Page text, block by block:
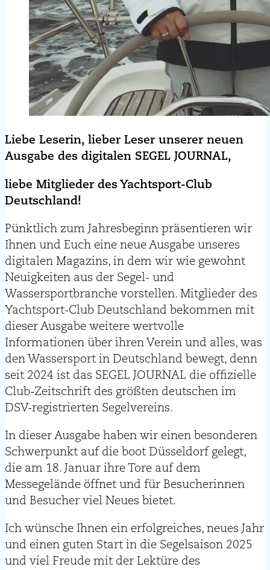
Liebe Leserin, lieber Leser unserer neuen
Ausgabe des digitalen SEGEL JOURNAL,
liebe Mitglieder des Yachtsport-Club
Deutschland!
Pünktlich zum Jahresbeginn präsentieren wir
Ihnen und Euch eine neue Ausgabe unseres
digitalen Magazins, in dem wir wie gewohnt
Neuigkeiten aus der Segel- und
Wassersportbranche vorstellen. Mitglieder des
Yachtsport-Club Deutschland bekommen mit
dieser Ausgabe weitere wertvolle
Informationen über ihren Verein und alles, was
den Wassersport in Deutschland bewegt, denn
seit 2024 ist das SEGEL JOURNAL die offizielle
Club-Zeitschrift des größten deutschen im
DSV-registrierten Segelvereins.
In dieser Ausgabe haben wir einen besonderen
Schwerpunkt auf die boot Düsseldorf gelegt,
die am 18. Januarihre Tore auf dem
Messegelände öffnet und für Besucherinnen
und Besucher viel Neues bietet.
Ich wünsche Ihnen ein erfolgreiches, neues Jahr
und einen guten Start in die Segelsaison 2025
und viel Freude mit der Lektüre des